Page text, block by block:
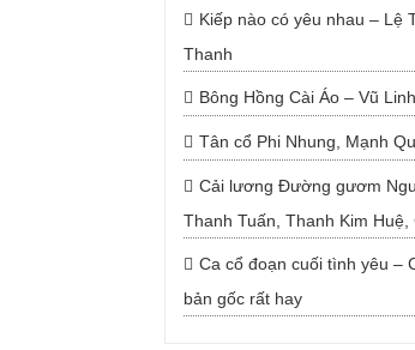
Kiếp nào có yêu nhau – Lệ
Thanh
Bông Hồng Cài Áo – Vũ
Tân cổ Phi Nhung, Mạnh
Cải lương Đường gươm
Thanh Tuấn, Thanh Kim
Ca cổ đoạn cuối tình yêu –
bản gốc rất hay